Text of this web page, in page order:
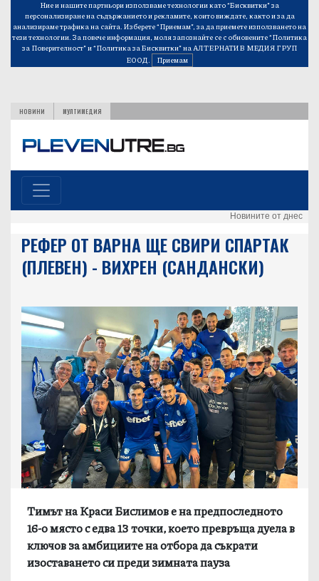
Ние и нашите партньори използваме технологии като “Бисквитки” за
персонализиране на съдържанието и рекламите, които виждате, както и за да
анализираме трафика на сайта. Изберете “Приемам”, за да приемете използването на
тези технологии. За повече информация, моля запознайте се с обновените“Политика
за Поверителност”и“Политика за Бисквитки”на АЛТЕРНАТИВ МЕДИЯ ГРУП
ЕООД.
Приемам
НОВИНИ МУЛТИМЕДИЯ
Новините от днес
РЕФЕР ОТ ВАРНА ЩЕ СВИРИ СПАРТАК
(ПЛЕВЕН) - ВИХРЕН (САНДАНСКИ)
Тимът на Краси Бислимов е на предпоследното
16-о място с едва 13 точки, което превръща дуела в
ключов за амбициите на отбора да съкрати
изоставането си преди зимната пауза